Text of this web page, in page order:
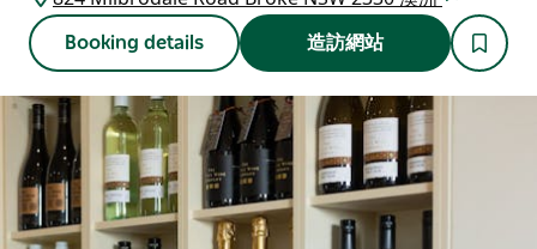
Booking details 造訪網站